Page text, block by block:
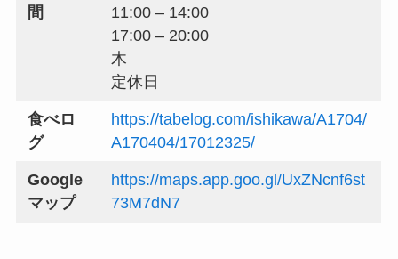
間
11:00 – 14:00
17:00 – 20:00
木
定休日
食べロ
グ
https://tabelog.com/ishikawa/A1704/
A170404/17012325/
Google
マップ
https://maps.app.goo.gl/UxZNcnf6st
73M7dN7